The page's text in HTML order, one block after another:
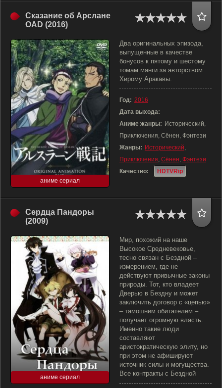
Сказание об Арслане
OAD (2016)
аниме сериал
Два оригинальных эпизода,
выпущенные в качестве
бонусов к пятому и шестому
томам манги за авторством
Хирому Аракавы.
Год: 2016
Дата выхода:
Аниме жанры: Исторический,
Приключения, Сёнен, Фэнтези
Жанры: Исторический,
Приключения, Сёнен, Фэнтези
Качество:
HDTVRip
Сердца Пандоры
(2009)
аниме сериал
Мир, похожий на наше
Высокое Средневековье,
тесно связан с Бездной –
измерением, где не
действуют привычные законы
природы. Тот, кто владеет
Дверью в Бездну и может
заключить договор с «цепью»
– тамошним обитателем –
получает огромную власть.
Именно такие люди
составляют
аристократическую элиту, но
при этом не афишируют
источник силы и могущества.
Все контракты с Бездной